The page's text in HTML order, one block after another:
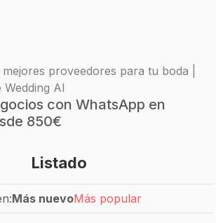
mejores proveedores para tu boda |
Wedding AI
con WhatsApp en
850€
Listado
Más nuevoMás popular